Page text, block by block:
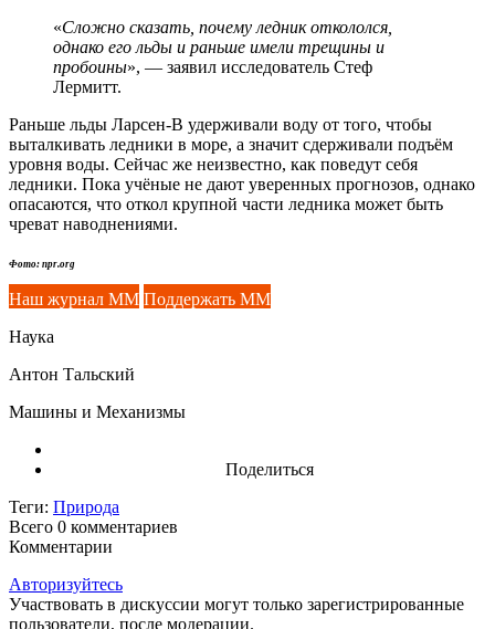
«Сложно сказать, почему ледник откололся,
однако его льды и раньше имели трещины и
пробоины», — заявил исследователь Стеф
Лермитт.
Раньше льды Ларсен-В удерживали воду от того, чтобы
выталкивать ледники в море, а значит сдерживали подъём
уровня воды. Сейчас же неизвестно, как поведут себя
ледники. Пока учёные не дают уверенных прогнозов, однако
опасаются, что откол крупной части ледника может быть
чреват наводнениями.
Фото: npr.org
Наш журнал ММ Поддержать ММ
Наука
Антон Тальский
Машины и Механизмы
Поделиться
Теги: Природа
Всего 0 комментариев
Комментарии
Авторизуйтесь
Участвовать в дискуссии могут только зарегистрированные
пользователи, после модерации.